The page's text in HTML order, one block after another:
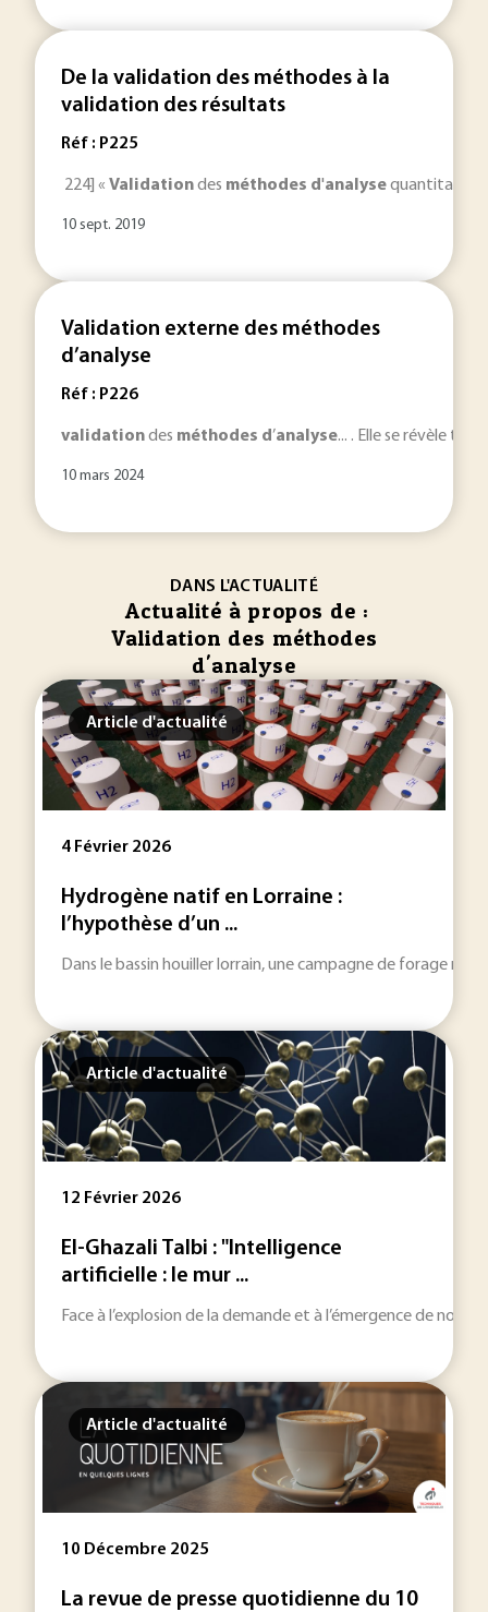
De la validation des méthodes à la
validation des résultats
Réf : P225
224] « Validationdes méthodes d'analyse
10 sept. 2019
Validation externe des méthodes
d’analyse
Réf : P226
validationdes méthodes d’analyse... . Elle se révèle
10 mars 2024
DANS L'ACTUALITÉ
Actualité à propos de :
Validation des méthodes
d'analyse
Article d'actualité
4 Février 2026
Hydrogène natif en Lorraine :
l’hypothèse d’un ...
Dans le bassin houiller lorrain, une campagne de forage
Article d'actualité
12 Février 2026
El-Ghazali Talbi : "Intelligence
artificielle : le mur ...
Face à l’explosion de la demande et à l’émergence de
Article d'actualité
10 Décembre 2025
La revue de presse quotidienne du 10